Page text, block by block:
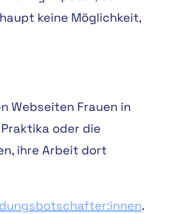
keine Möglichkeit,
Webseiten Frauen in
oder die
ihre Arbeit dort
.